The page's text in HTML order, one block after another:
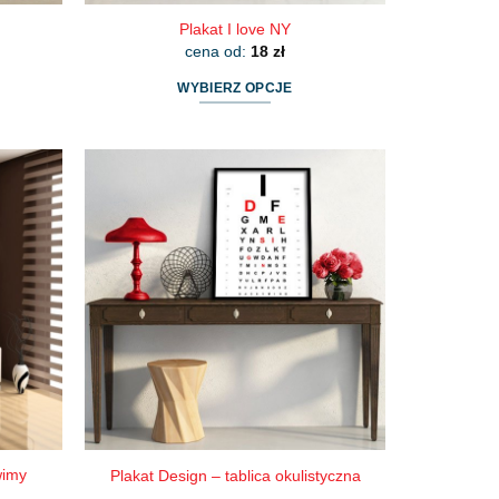
Plakat I love NY
cena od: 18 zł
WYBIERZ OPCJE
ma
wiele
wariantów.
Opcje
można
wybrać
na
stronie
Plakat Design – tablica okulistyczna